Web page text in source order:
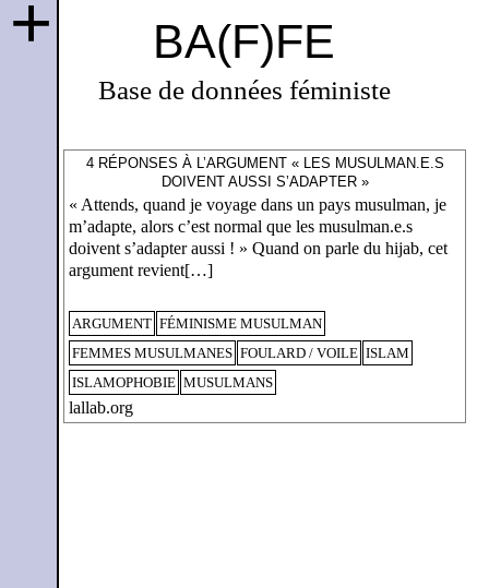
BA(F)FE
Base de données féministe
+
4 RÉPONSES À L’ARGUMENT « LES MUSULMAN.E.S
DOIVENT AUSSI S’ADAPTER »
« Attends, quand je voyage dans un pays musulman, je
m’adapte, alors c’est normal que les musulman.e.s
doivent s’adapter aussi ! » Quand on parle du hijab, cet
argument revient[…]
ARGUMENT FÉMINISME MUSULMAN
FEMMES MUSULMANES FOULARD / VOILE ISLAM
ISLAMOPHOBIE MUSULMANS
lallab.org